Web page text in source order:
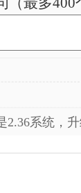
2.36系统，